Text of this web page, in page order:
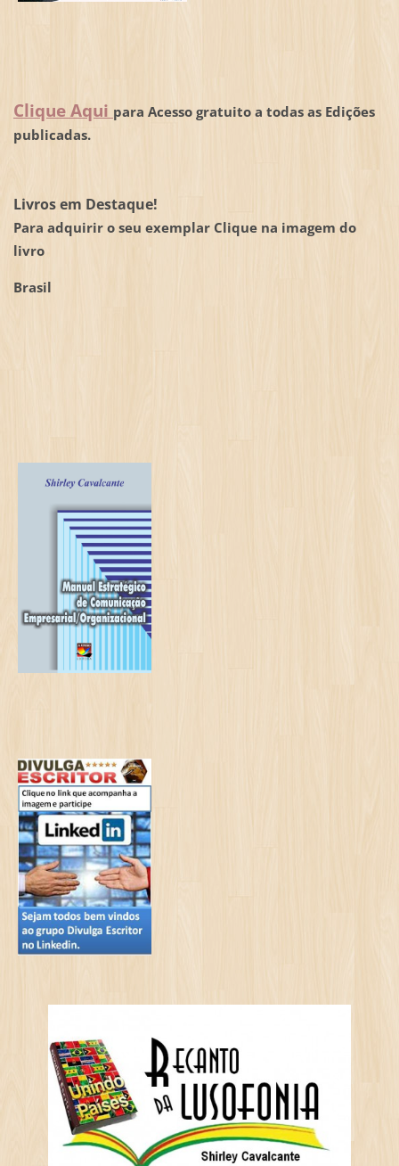
Clique Aqui para Acesso gratuito a todas as Edições
publicadas.
Livros em Destaque!
Para adquirir o seu exemplar Clique na imagem do
livro
Brasil